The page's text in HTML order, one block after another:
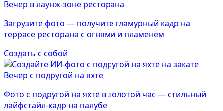
Вечер в лаунж-зоне ресторана
Загрузите фото — получите гламурный кадр на
террасе ресторана с огнями и пламенем
Создать с собой
Вечер с подругой на яхте
Фото с подругой на яхте в золотой час — стильный
лайфстайл-кадр на палубе